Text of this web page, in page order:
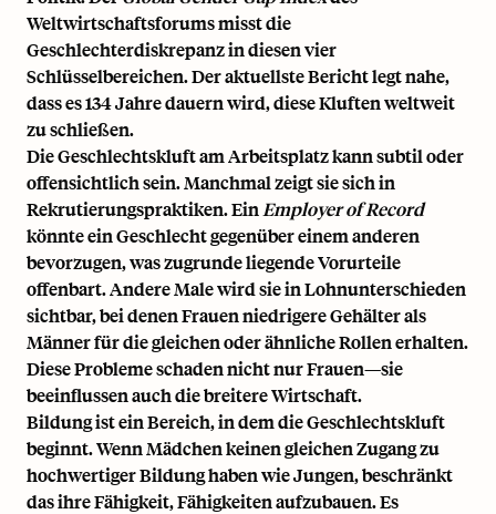
Weltwirtschaftsforums misst die
Geschlechterdiskrepanz in diesen vier
Schlüsselbereichen.Der aktuellste Bericht legtnahe,
dass es 134 Jahre dauern wird, diese Kluften weltweit
zu schließen.
Die Geschlechtskluft am Arbeitsplatz kann subtil oder
offensichtlich sein. Manchmal zeigt sie sich in
Rekrutierungspraktiken. Ein Employer of Record
könnte ein Geschlecht gegenüber einem anderen
bevorzugen, was zugrunde liegende Vorurteile
offenbart. Andere Male wird sie in Lohnunterschieden
sichtbar, bei denen Frauen niedrigere Gehälter als
Männer für die gleichen oder ähnliche Rollen erhalten.
Diese Probleme schaden nicht nur Frauen—sie
beeinflussen auch die breitere Wirtschaft.
Bildung ist ein Bereich, in dem die Geschlechtskluft
beginnt. Wenn Mädchen keinen gleichen Zugang zu
hochwertiger Bildung haben wie Jungen, beschränkt
das ihre Fähigkeit, Fähigkeiten aufzubauen. Es